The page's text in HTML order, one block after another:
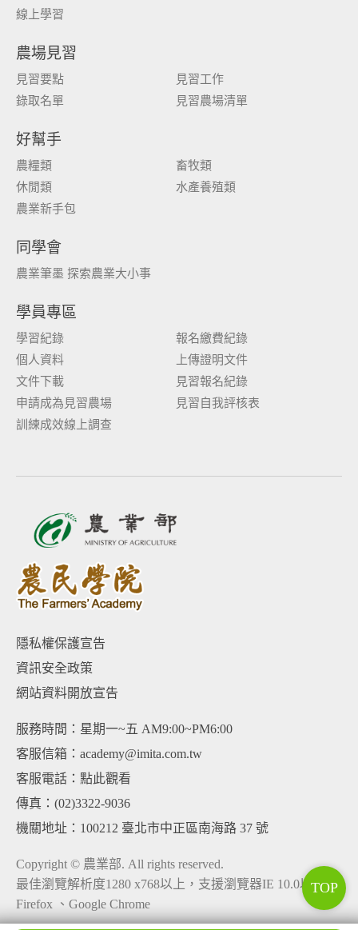
線上學習
農場見習
見習要點
見習工作
錄取名單
見習農場清單
好幫手
農糧類
畜牧類
休閒類
水產養殖類
農業新手包
同學會
農業筆墨 探索農業大小事
學員專區
學習紀錄
報名繳費紀錄
個人資料
上傳證明文件
文件下載
見習報名紀錄
申請成為見習農場
見習自我評核表
訓練成效線上調查
隱私權保護宣告
資訊安全政策
網站資料開放宣告
服務時間：星期一~五 AM9:00~PM6:00
客服信箱：academy@imita.com.tw
客服電話： 點此觀看
傳真：(02)3322-9036
機關地址：100212 臺北市中正區南海路 37 號
Copyright © 農業部. All rights reserved.
最佳瀏覽解析度1280 x768以上，支援瀏覽器IE 10.0以上、
Firefox 、Google Chrome
TOP